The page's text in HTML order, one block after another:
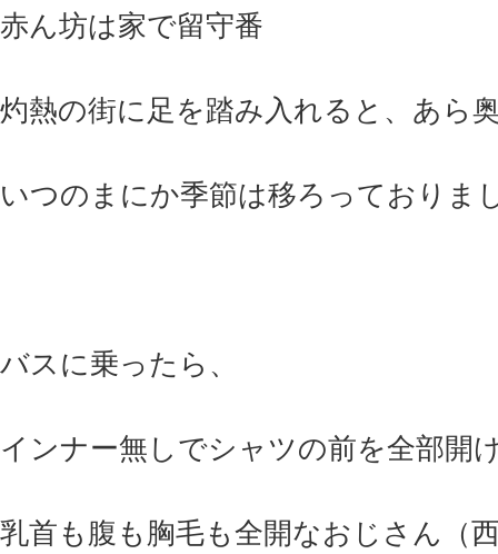
赤ん坊は家で留守番
灼熱の街に足を踏み入れると、あら
いつのまにか季節は移ろっておりま
バスに乗ったら、
インナー無しでシャツの前を全部開
乳首も腹も胸毛も全開なおじさん（